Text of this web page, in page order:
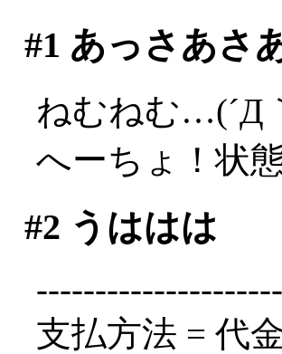
#1 あっさあさ
ねむねむ…(´Д
へーちょ！状
#2 うははは
支払方法 = 代